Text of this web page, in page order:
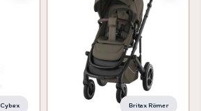
Cybex Britax Römer